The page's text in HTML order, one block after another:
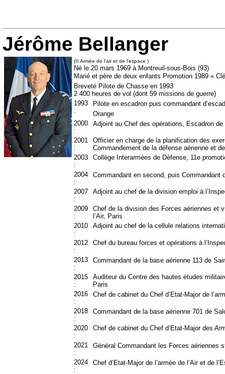
Jérôme Bellanger
(© Armée de l'air et de l'espace )
Né le 20 mars 1969 à Montreuil-sous-Bois (93)
Marié et père de deux enfants Promotion 1989 «
Breveté Pilote de Chasse en 1993
2 400 heures de vol (dont 59 missions de guerre)
1993
:
Pilote en escadron puis commandant
Orange
2000
:
Adjoint au Chef des opérations, Escadron
2001
:
Officier en charge de la planification des
Commandement de la défense aérienne et
2003
:
Collège Interarmées de Défense, 11e
2004
:
Commandant en second, puis
2007
:
Adjoint au chef de la division emploi à
2009
:
Chef de la division des Forces aériennes et
l’Air, Paris
2010
:
Adjoint au chef de la cellule relations
2012
:
Chef du bureau forces et opérations à
2013
:
Commandant de la base aérienne 113 de
2015
:
Auditeur du Centre des hautes études
Paris
2016
:
Chef de cabinet du Chef d’Etat-Major de
2018
:
Commandant de la base aérienne 701 de
2020
:
Chef de cabinet du Chef d’Etat-Major des
2021
:
Général Commandant les Forces aériennes
2024
:
Chef d’Etat-Major de l’armée de l’Air et de